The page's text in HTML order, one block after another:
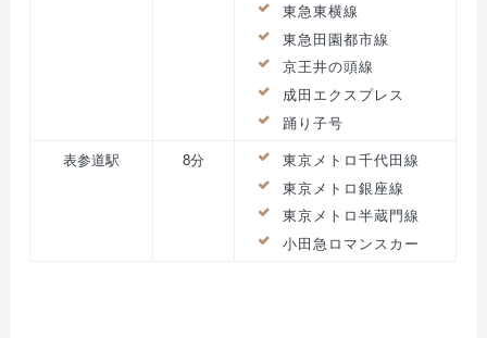
東急東横線
東急田園都市線
京王井の頭線
成田エクスプレス
踊り子号
表参道駅
8分
東京メトロ千代田線
東京メトロ銀座線
東京メトロ半蔵門線
小田急ロマンスカー